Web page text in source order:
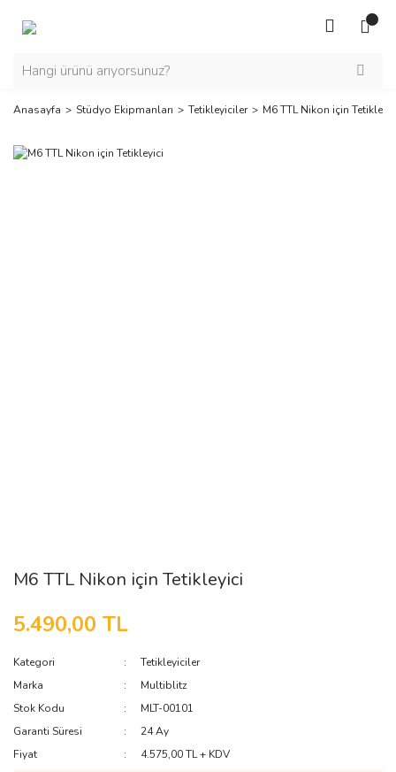
Anasayfa Stüdyo Ekipmanları Tetikleyiciler M6 TTL Nikon için
M6 TTL Nikon için Tetikleyici
5.490,00 TL
Kategori
Tetikleyiciler
Marka
Multiblitz
Stok Kodu
MLT-00101
Garanti Süresi
24 Ay
Fiyat
4.575,00 TL + KDV